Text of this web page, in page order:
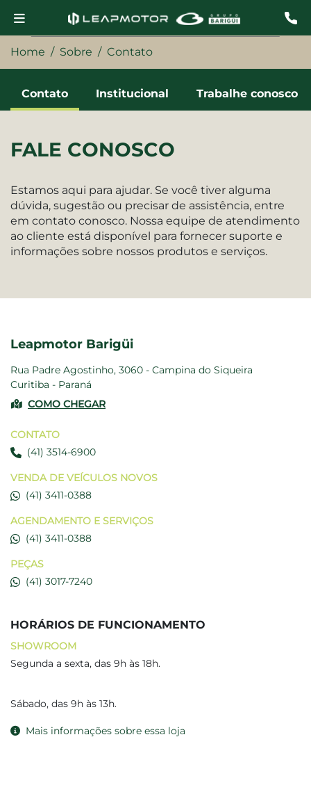
Home Sobre Contato
Institucional
Contato Trabalhe conosco
FALE CONOSCO
Estamos aqui para ajudar. Se você tiver alguma
dúvida, sugestão ou precisar de assistência, entre
em contato conosco. Nossa equipe de atendimento
ao cliente está disponível para fornecer suporte e
informações sobre nossos produtos e serviços.
Leapmotor Barigüi
Rua Padre Agostinho, 3060 - Campina do Siqueira
Curitiba - Paraná
COMO CHEGAR
CONTATO
(41) 3514-6900
VENDA DE VEÍCULOS NOVOS
(41) 3411-0388
AGENDAMENTO E SERVIÇOS
(41) 3411-0388
PEÇAS
(41) 3017-7240
HORÁRIOS DE FUNCIONAMENTO
SHOWROOM
Segunda a sexta, das 9h às 18h.
Sábado, das 9h às 13h.
Mais informações sobre essa loja